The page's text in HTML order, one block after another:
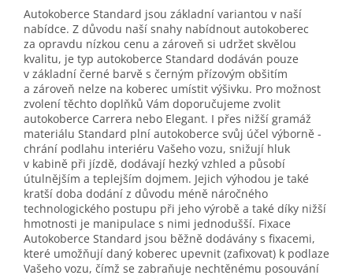
Autokoberce Standard jsou základní variantou v naší
nabídce. Z důvodu naší snahy nabídnout autokoberec
za opravdu nízkou cenu a zároveň si udržet skvělou
kvalitu, je typ autokoberce Standard dodáván pouze
v základní černé barvě s černým přízovým obšitím
a zároveň nelze na koberec umístit výšivku. Pro možnost
zvolení těchto doplňků Vám doporučujeme zvolit
autokoberce Carrera nebo Elegant. I přes nižší gramáž
materiálu Standard plní autokoberce svůj účel výborně -
chrání podlahu interiéru Vašeho vozu, snižují hluk
v kabině při jízdě, dodávají hezký vzhled a působí
útulnějším a teplejším dojmem. Jejich výhodou je také
kratší doba dodání z důvodu méně náročného
technologického postupu při jeho výrobě a také díky nižší
hmotnosti je manipulace s nimi jednodušší. Fixace
Autokoberce Standard jsou běžně dodávány s fixacemi,
které umožňují daný koberec upevnit (zafixovat) k podlaze
Vašeho vozu, čímž se zabraňuje nechtěnému posouvání